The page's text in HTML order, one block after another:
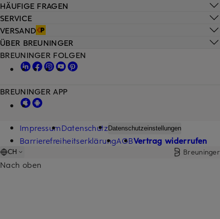
HÄUFIGE FRAGEN
SERVICE
VERSAND
ÜBER BREUNINGER
BREUNINGER FOLGEN
BREUNINGER APP
ImpressumDatenschutz Datenschutzeinstellungen
BarrierefreiheitserklärungAGBVertrag widerrufen
CH Breuninger
Nach oben